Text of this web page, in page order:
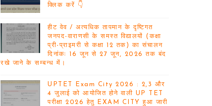
क्लिक करें 👇
हीट वेव / अत्यधिक तापमान के दृष्टिगत
जनपद-वाराणसी के समस्त विद्यालयों (कक्षा
प्री-प्राइमरी से कक्षा 12 तक) का संचालन
दिनांकः 16 जून से 27 जून, 2026 तक बंद
रखे जाने के सम्बन्ध में।
UPTET Exam City 2026 : 2,3 और
4 जुलाई को आयोजित होने वाली UP TET
परीक्षा 2026 हेतु EXAM CITY हुआ जारी